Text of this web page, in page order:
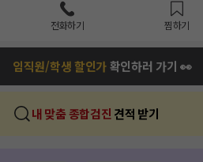
전화하기 찜하기
임직원/학생 할인가확인하러 가기 👀
내 맞춤 종합검진 견적 받기